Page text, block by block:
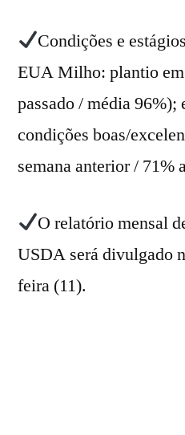
Condições e
EUA Milho: plantio
passado / média 96%);
condições boas/
semana anterior / 71%
O relatório mensal
USDA será divulgado
feira (11).